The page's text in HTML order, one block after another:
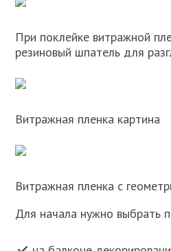
При поклейке витражной
резиновый шпатель для
Витражная пленка картина
Витражная пленка с
Для начала нужно выбрать